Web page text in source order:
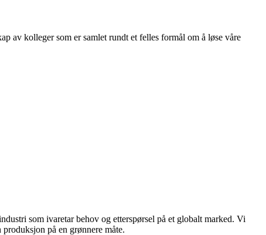
av kolleger som er samlet rundt et felles formål om å løse våre
som ivaretar behov og etterspørsel på et globalt marked. Vi
på en grønnere måte.